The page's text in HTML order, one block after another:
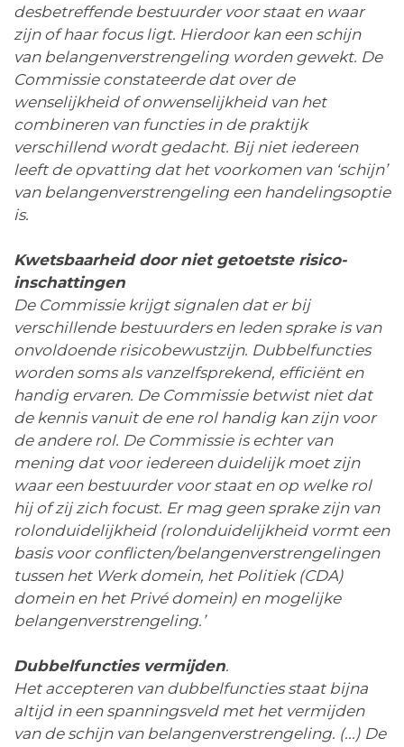
desbetreffende bestuurder voor staat en waar
zijn of haar focus ligt. Hierdoor kan een schijn
van belangenverstrengeling worden gewekt. De
Commissie constateerde dat over de
wenselijkheid of onwenselijkheid van het
combineren van functies in de praktijk
verschillend wordt gedacht. Bij niet iedereen
leeft de opvatting dat het voorkomen van ‘schijn’
van belangenverstrengeling een handelingsoptie
is.
Kwetsbaarheid door niet getoetste risico-
inschattingen
De Commissie krijgt signalen dat er bij
verschillende bestuurders en leden sprake is van
onvoldoende risicobewustzijn. Dubbelfuncties
worden soms als vanzelfsprekend, efficiënt en
handig ervaren. De Commissie betwist niet dat
de kennis vanuit de ene rol handig kan zijn voor
de andere rol. De Commissie is echter van
mening dat voor iedereen duidelijk moet zijn
waar een bestuurder voor staat en op welke rol
hij of zij zich focust. Er mag geen sprake zijn van
rolonduidelijkheid (rolonduidelijkheid vormt een
basis voor conflicten/belangenverstrengelingen
tussen het Werk domein, het Politiek (CDA)
domein en het Privé domein) en mogelijke
belangenverstrengeling.’
Dubbelfuncties vermijden.
Het accepteren van dubbelfuncties staat bijna
altijd in een spanningsveld met het vermijden
van de schijn van belangenverstrengeling. (...) De